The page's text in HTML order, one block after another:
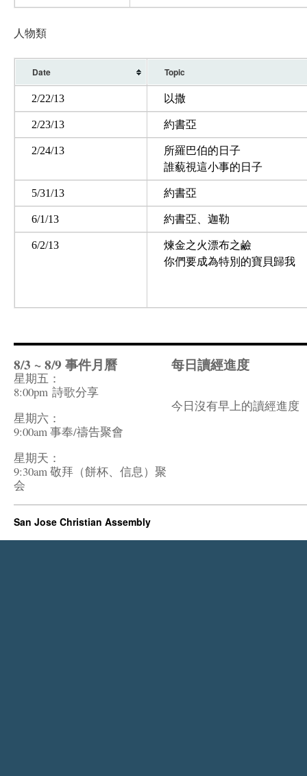
人物類
Date Topic
2/22/13 以撒
2/23/13 約書亞
2/24/13
所羅巴伯的日子
誰藐視這小事的日子
5/31/13 約書亞
6/1/13 約書亞、迦勒
6/2/13
煉金之火漂布之鹼
你們要成為特別的寶貝歸我
8/3 ~ 8/9 事件月曆
星期五：
8:00pm 詩歌分享
星期六：
9:00am 事奉/禱告聚會
星期天：
9:30am 敬拜（餅杯、信息）聚
会
每日讀經進度
今日沒有早上的讀經進度
San Jose Christian Assembly